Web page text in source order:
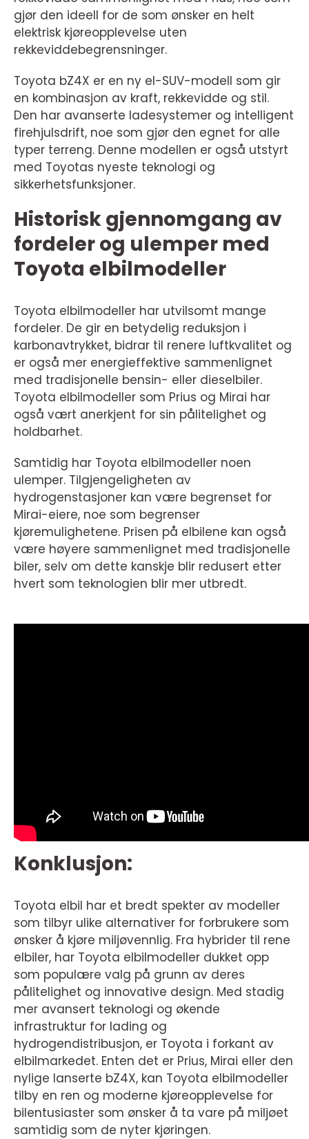
gjør den ideell for de som ønsker en helt
elektrisk kjøreopplevelse uten
rekkeviddebegrensninger.
Toyota bZ4X er en ny el-SUV-modell som gir
en kombinasjon av kraft, rekkevidde og stil.
Den har avanserte ladesystemer og intelligent
firehjulsdrift, noe som gjør den egnet for alle
typer terreng. Denne modellen er også utstyrt
med Toyotas nyeste teknologi og
sikkerhetsfunksjoner.
Historisk gjennomgang av
fordeler og ulemper med
Toyota elbilmodeller
Toyota elbilmodeller har utvilsomt mange
fordeler. De gir en betydelig reduksjon i
karbonavtrykket, bidrar til renere luftkvalitet og
er også mer energieffektive sammenlignet
med tradisjonelle bensin- eller dieselbiler.
Toyota elbilmodeller som Prius og Mirai har
også vært anerkjent for sin pålitelighet og
holdbarhet.
Samtidig har Toyota elbilmodeller noen
ulemper. Tilgjengeligheten av
hydrogenstasjoner kan være begrenset for
Mirai-eiere, noe som begrenser
kjøremulighetene. Prisen på elbilene kan også
være høyere sammenlignet med tradisjonelle
biler, selv om dette kanskje blir redusert etter
hvert som teknologien blir mer utbredt.
Konklusjon:
Toyota elbil har et bredt spekter av modeller
som tilbyr ulike alternativer for forbrukere som
ønsker å kjøre miljøvennlig. Fra hybrider til rene
elbiler, har Toyota elbilmodeller dukket opp
som populære valg på grunn av deres
pålitelighet og innovative design. Med stadig
mer avansert teknologi og økende
infrastruktur for lading og
hydrogendistribusjon, er Toyota i forkant av
elbilmarkedet. Enten det er Prius, Mirai eller den
nylige lanserte bZ4X, kan Toyota elbilmodeller
tilby en ren og moderne kjøreopplevelse for
bilentusiaster som ønsker å ta vare på miljøet
samtidig som de nyter kjøringen.